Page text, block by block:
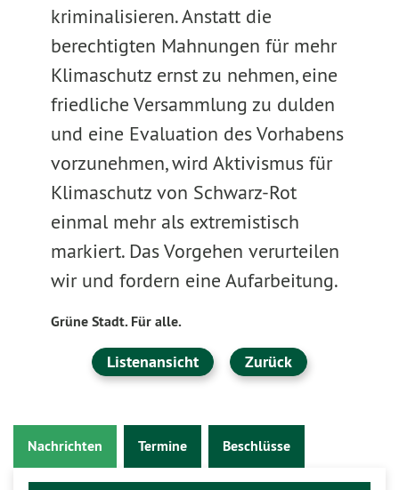
kriminalisieren. Anstatt die
berechtigten Mahnungen für mehr
Klimaschutz ernst zu nehmen, eine
friedliche Versammlung zu dulden
und eine Evaluation des Vorhabens
vorzunehmen, wird Aktivismus für
Klimaschutz von Schwarz-Rot
einmal mehr als extremistisch
markiert. Das Vorgehen verurteilen
wir und fordern eine Aufarbeitung.
Grüne Stadt. Für alle.
Listenansicht Zurück
Nachrichten Termine Beschlüsse